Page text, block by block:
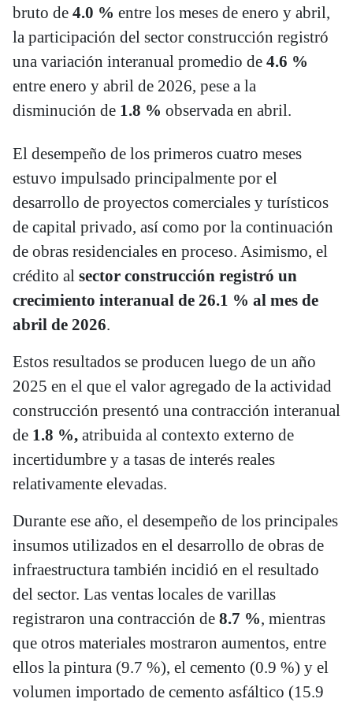
bruto de 4.0 % entre los meses de enero y abril,
la participación del sector construcción registró
una variación interanual promedio de 4.6 %
entre enero y abril de 2026, pese a la
disminución de 1.8 % observada en abril.
El desempeño de los primeros cuatro meses
estuvo impulsado principalmente por el
desarrollo de proyectos comerciales y turísticos
de capital privado, así como por la continuación
de obras residenciales en proceso. Asimismo, el
crédito al sector construcción registró un
crecimiento interanual de 26.1 % al mes de
abril de 2026.
Estos resultados se producen luego de un año
2025 en el que el valor agregado de la actividad
construcción presentó una contracción interanual
de 1.8 %, atribuida al contexto externo de
incertidumbre y a tasas de interés reales
relativamente elevadas.
Durante ese año, el desempeño de los principales
insumos utilizados en el desarrollo de obras de
infraestructura también incidió en el resultado
del sector. Las ventas locales de varillas
registraron una contracción de 8.7 %, mientras
que otros materiales mostraron aumentos, entre
ellos la pintura (9.7 %), el cemento (0.9 %) y el
volumen importado de cemento asfáltico (15.9